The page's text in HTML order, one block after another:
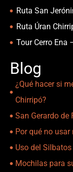
Ruta San
Ruta Úran
Tour Cerro Ena
Blog
¿Qué hacer si
Chirripó?
San Gerardo de
Por qué no usar
Uso del
Mochilas para